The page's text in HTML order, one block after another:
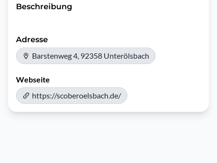
Beschreibung
Adresse
Barstenweg 4, 92358 Unterölsbach
Webseite
https://scoberoelsbach.de/